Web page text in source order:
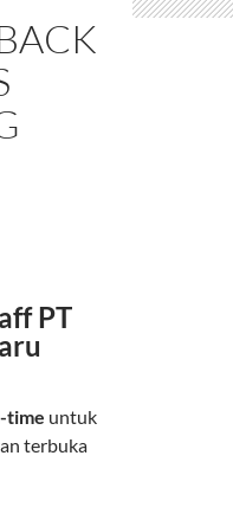
PT
time untuk
terbuka